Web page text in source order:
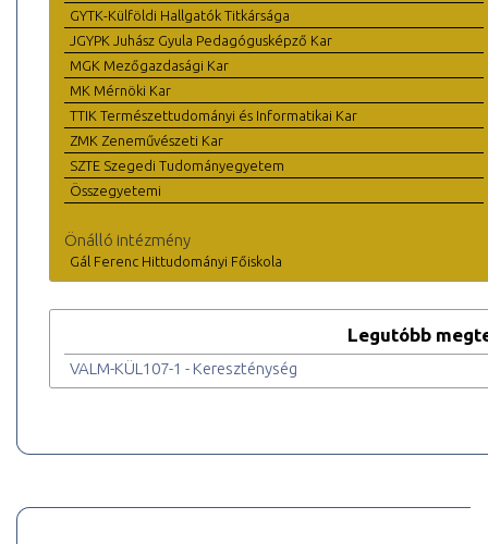
GYTK-Külföldi Hallgatók Titkársága
JGYPK Juhász Gyula Pedagógusképző Kar
MGK Mezőgazdasági Kar
MK Mérnöki Kar
TTIK Természettudományi és Informatikai Kar
ZMK Zeneművészeti Kar
SZTE Szegedi Tudományegyetem
Összegyetemi
Önálló intézmény
Gál Ferenc Hittudományi Főiskola
Legutóbb
VALM-KÜL107-1 - Kereszténység